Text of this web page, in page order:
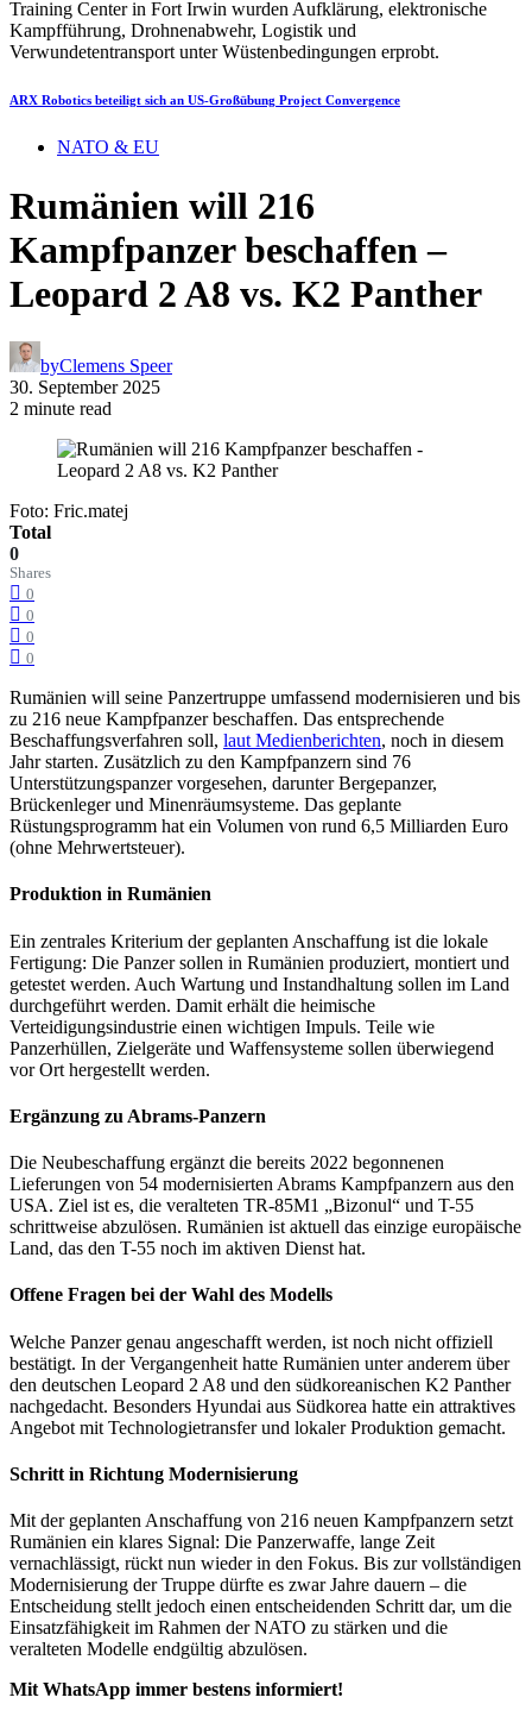
ARX Robotics beteiligt sich an US-Großübung Project Convergence
NATO & EU
Rumänien will 216
Kampfpanzer beschaffen –
Leopard 2 A8 vs. K2 Panther
byClemens Speer
30. September 2025
2 minute read
Foto: Fric.matej
Total
0
Shares
0
0
0
0
Rumänien will seine Panzertruppe umfassend modernisieren und bis
zu 216 neue Kampfpanzer beschaffen. Das entsprechende
Beschaffungsverfahren soll, laut Medienberichten, noch in diesem
Jahr starten. Zusätzlich zu den Kampfpanzern sind 76
Unterstützungspanzer vorgesehen, darunter Bergepanzer,
Brückenleger und Minenräumsysteme. Das geplante
Rüstungsprogramm hat ein Volumen von rund 6,5 Milliarden Euro
(ohne Mehrwertsteuer).
Produktion in Rumänien
Ein zentrales Kriterium der geplanten Anschaffung ist die lokale
Fertigung: Die Panzer sollen in Rumänien produziert, montiert und
getestet werden. Auch Wartung und Instandhaltung sollen im Land
durchgeführt werden. Damit erhält die heimische
Verteidigungsindustrie einen wichtigen Impuls. Teile wie
Panzerhüllen, Zielgeräte und Waffensysteme sollen überwiegend
vor Ort hergestellt werden.
Ergänzung zu Abrams-Panzern
Die Neubeschaffung ergänzt die bereits 2022 begonnenen
Lieferungen von 54 modernisierten Abrams Kampfpanzern aus den
USA. Ziel ist es, die veralteten TR-85M1 „Bizonul“ und T-55
schrittweise abzulösen. Rumänien ist aktuell das einzige europäische
Land, das den T-55 noch im aktiven Dienst hat.
Offene Fragen bei der Wahl des Modells
Welche Panzer genau angeschafft werden, ist noch nicht offiziell
bestätigt. In der Vergangenheit hatte Rumänien unter anderem über
den deutschen Leopard 2 A8 und den südkoreanischen K2 Panther
nachgedacht. Besonders Hyundai aus Südkorea hatte ein attraktives
Angebot mit Technologietransfer und lokaler Produktion gemacht.
Schritt in Richtung Modernisierung
Mit der geplanten Anschaffung von 216 neuen Kampfpanzern setzt
Rumänien ein klares Signal: Die Panzerwaffe, lange Zeit
vernachlässigt, rückt nun wieder in den Fokus. Bis zur vollständigen
Modernisierung der Truppe dürfte es zwar Jahre dauern – die
Entscheidung stellt jedoch einen entscheidenden Schritt dar, um die
Einsatzfähigkeit im Rahmen der NATO zu stärken und die
veralteten Modelle endgültig abzulösen.
Mit WhatsApp immer bestens informiert!